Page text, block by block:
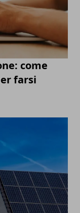
come
farsi